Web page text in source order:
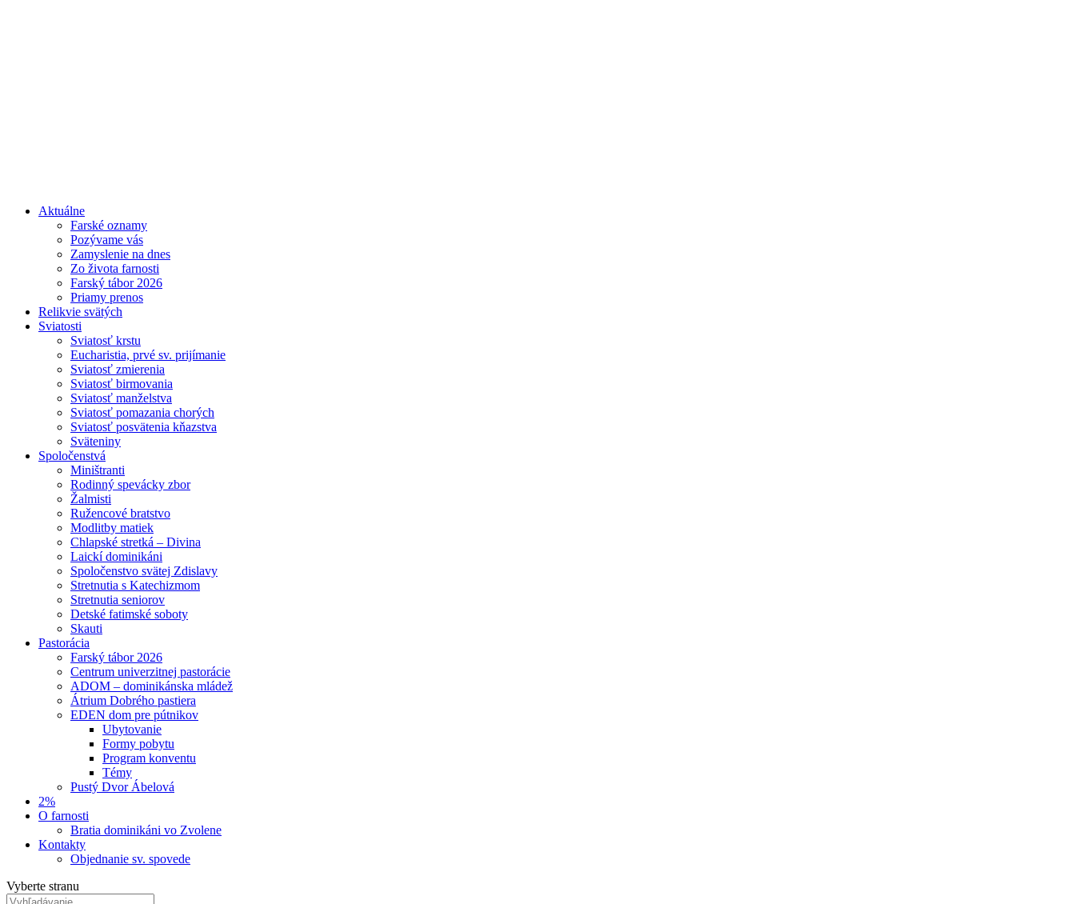
Aktuálne
Farské oznamy
Pozývame vás
Zamyslenie na dnes
Zo života farnosti
Farský tábor 2026
Priamy prenos
Relikvie svätých
Sviatosti
Sviatosť krstu
Eucharistia, prvé sv. prijímanie
Sviatosť zmierenia
Sviatosť birmovania
Sviatosť manželstva
Sviatosť pomazania chorých
Sviatosť posvätenia kňazstva
Sväteniny
Spoločenstvá
Miništranti
Rodinný spevácky zbor
Žalmisti
Ružencové bratstvo
Modlitby matiek
Chlapské stretká – Divina
Laickí dominikáni
Spoločenstvo svätej Zdislavy
Stretnutia s Katechizmom
Stretnutia seniorov
Detské fatimské soboty
Skauti
Pastorácia
Farský tábor 2026
Centrum univerzitnej pastorácie
ADOM – dominikánska mládež
Átrium Dobrého pastiera
EDEN dom pre pútnikov
Ubytovanie
Formy pobytu
Program konventu
Témy
Pustý Dvor Ábelová
2%
O farnosti
Bratia dominikáni vo Zvolene
Kontakty
Objednanie sv. spovede
Vyberte stranu